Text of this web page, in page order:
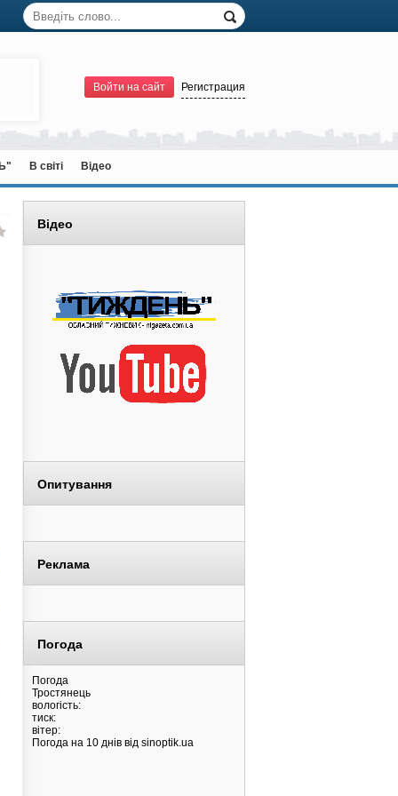
Войти на сайт Регистрация
В світі Відео
Відео
Опитування
Реклама
Погода
Погода
Тростянець
вологість:
тиск:
вітер:
Погода на 10 днів від sinoptik.ua